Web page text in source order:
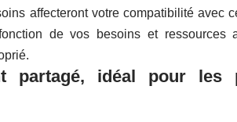
affecteront votre compatibilité avec
de vos besoins et ressources
partagé, idéal pour